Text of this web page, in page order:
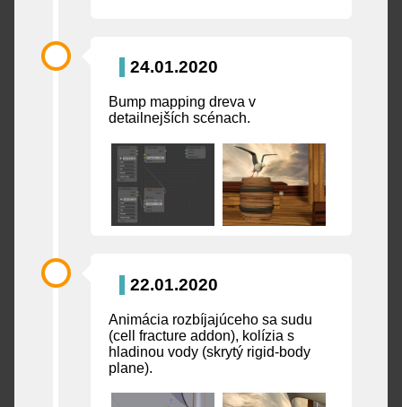
24.01.2020
Bump mapping dreva v
detailnejších scénach.
22.01.2020
Animácia rozbíjajúceho sa sudu
(cell fracture addon), kolízia s
hladinou vody (skrytý rigid-body
plane).